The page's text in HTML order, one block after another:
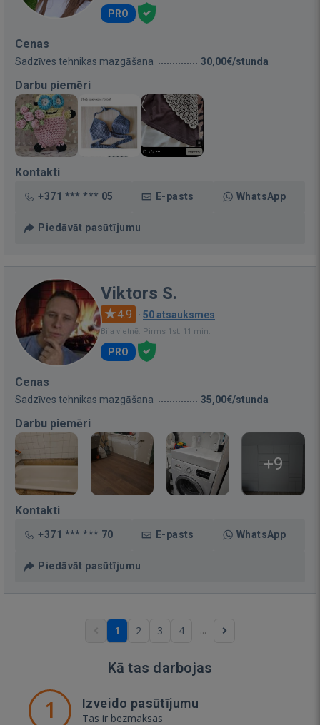
PRO
Cenas
Sadzīves tehnikas mazgāšana 30,00€/stunda
Darbu piemēri
Kontakti
+371 *** *** 05 E-pasts WhatsApp
Piedāvāt pasūtījumu
Viktors S.
4.9 · 50 atsauksmes
Bija vietnē: Pirms 1st. 11 min.
PRO
Cenas
Sadzīves tehnikas mazgāšana 35,00€/stunda
Darbu piemēri
+9
Kontakti
+371 *** *** 70 E-pasts WhatsApp
Piedāvāt pasūtījumu
1 2 3 4 ...
Kā tas darbojas
1 Izveido pasūtījumu
Tas ir bezmaksas